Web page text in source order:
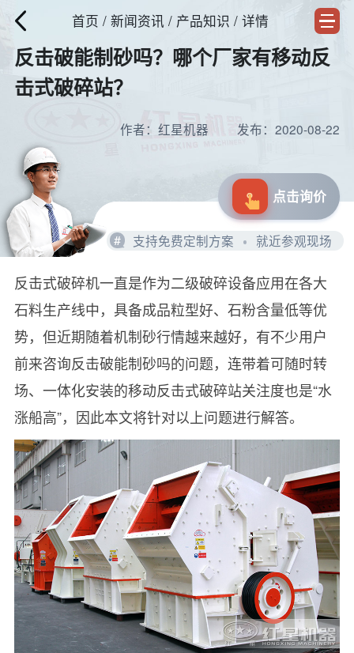
首页 / 新闻资讯 / 产品知识 / 详情
反击破能制砂吗？哪个厂家有移动反
击式破碎站？
作者：红星机器 发布：2020-08-22
点击询价
# 支持免费定制方案 就近参观现场
反击式破碎机一直是作为二级破碎设备应用在各大
石料生产线中，具备成品粒型好、石粉含量低等优
势，但近期随着机制砂行情越来越好，有不少用户
前来咨询反击破能制砂吗的问题，连带着可随时转
场、一体化安装的移动反击式破碎站关注度也是“水
涨船高”，因此本文将针对以上问题进行解答。